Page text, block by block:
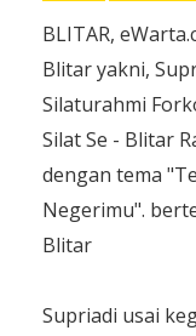
BLITAR,
Blitar yakni,
Silaturahmi
Silat Se - Blitar
dengan tema
Negerimu".
Blitar
Supriadi usai